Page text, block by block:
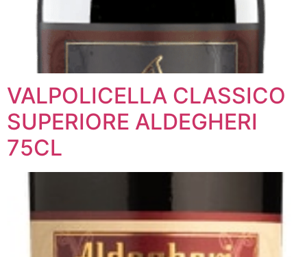
VALPOLICELLA CLASSICO
SUPERIORE ALDEGHERI
75CL